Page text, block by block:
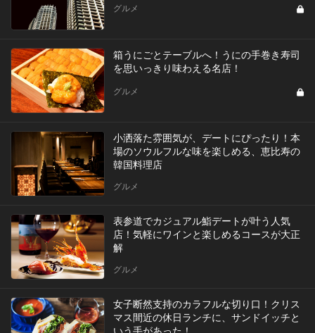
グルメ
箱うにごとテーブルへ！うにの手巻き寿司
を思いっきり味わえる名店！
グルメ
小洒落た雰囲気が、デートにぴったり！本
場のソウルフルな味を楽しめる、恵比寿の
韓国料理店
グルメ
表参道でカジュアル鮨デートが叶う人気
店！気軽にワインと楽しめるコースが大正
解
グルメ
女子断然支持のカラフルな切り口！クリス
マス間近の休日ランチに、サンドイッチと